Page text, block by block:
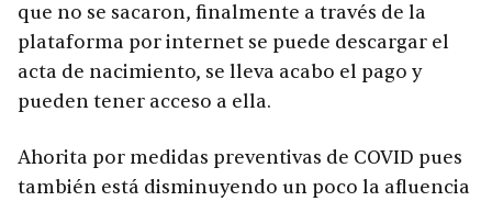
que no se sacaron, finalmente a través de la
plataforma por internet se puede descargar el
acta de nacimiento, se lleva acabo el pago y
pueden tener acceso a ella.
Ahorita por medidas preventivas de COVID pues
también está disminuyendo un poco la afluencia